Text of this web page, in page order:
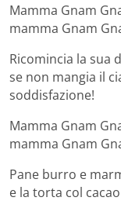
Mamma Gnam
mamma Gnam
Ricomincia la sua
se non mangia il
soddisfazione!
Mamma Gnam
mamma Gnam
Pane burro e
e la torta col